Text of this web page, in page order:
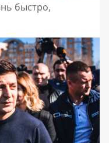
быстро,